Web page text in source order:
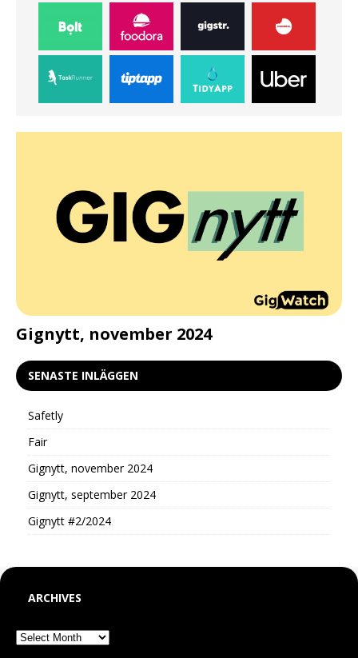
Gignytt, november 2024
SENASTE INLÄGGEN
Safetly
Fair
Gignytt, november 2024
Gignytt, september 2024
Gignytt #2/2024
ARCHIVES